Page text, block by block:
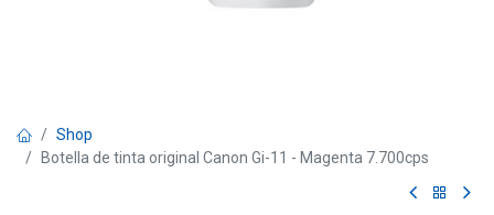
Shop
Botella de tinta original Canon Gi-11 - Magenta 7.700cps